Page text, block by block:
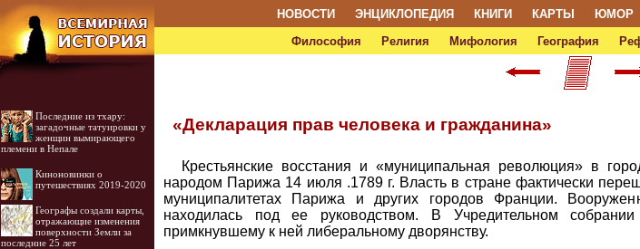
НОВОСТИ ЭНЦИКЛОПЕДИЯ КНИГИ КАРТЫ ЮМОР
Философия
Религия Мифология География
Последние из тхару:
загадочные татуировки у
женщин вымирающего
племени в Непале
Киноновинки о
путешествиях 2019-2020
Географы создали карты,
отражающие изменения
поверхности Земли за
последние 25 лет
«Декларация прав человека и гражданина»
Крестьянские восстания и «муниципальная революция» в
народом Парижа 14 июля .1789 г. Власть в стране фактически
муниципалитетах Парижа и других городов Франции.
находилась под ее руководством. В Учредительном
примкнувшему к ней либеральному дворянству.